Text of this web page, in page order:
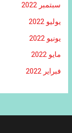
سبتمبر 2022
يوليو 2022
يونيو 2022
مايو 2022
فبراير 2022